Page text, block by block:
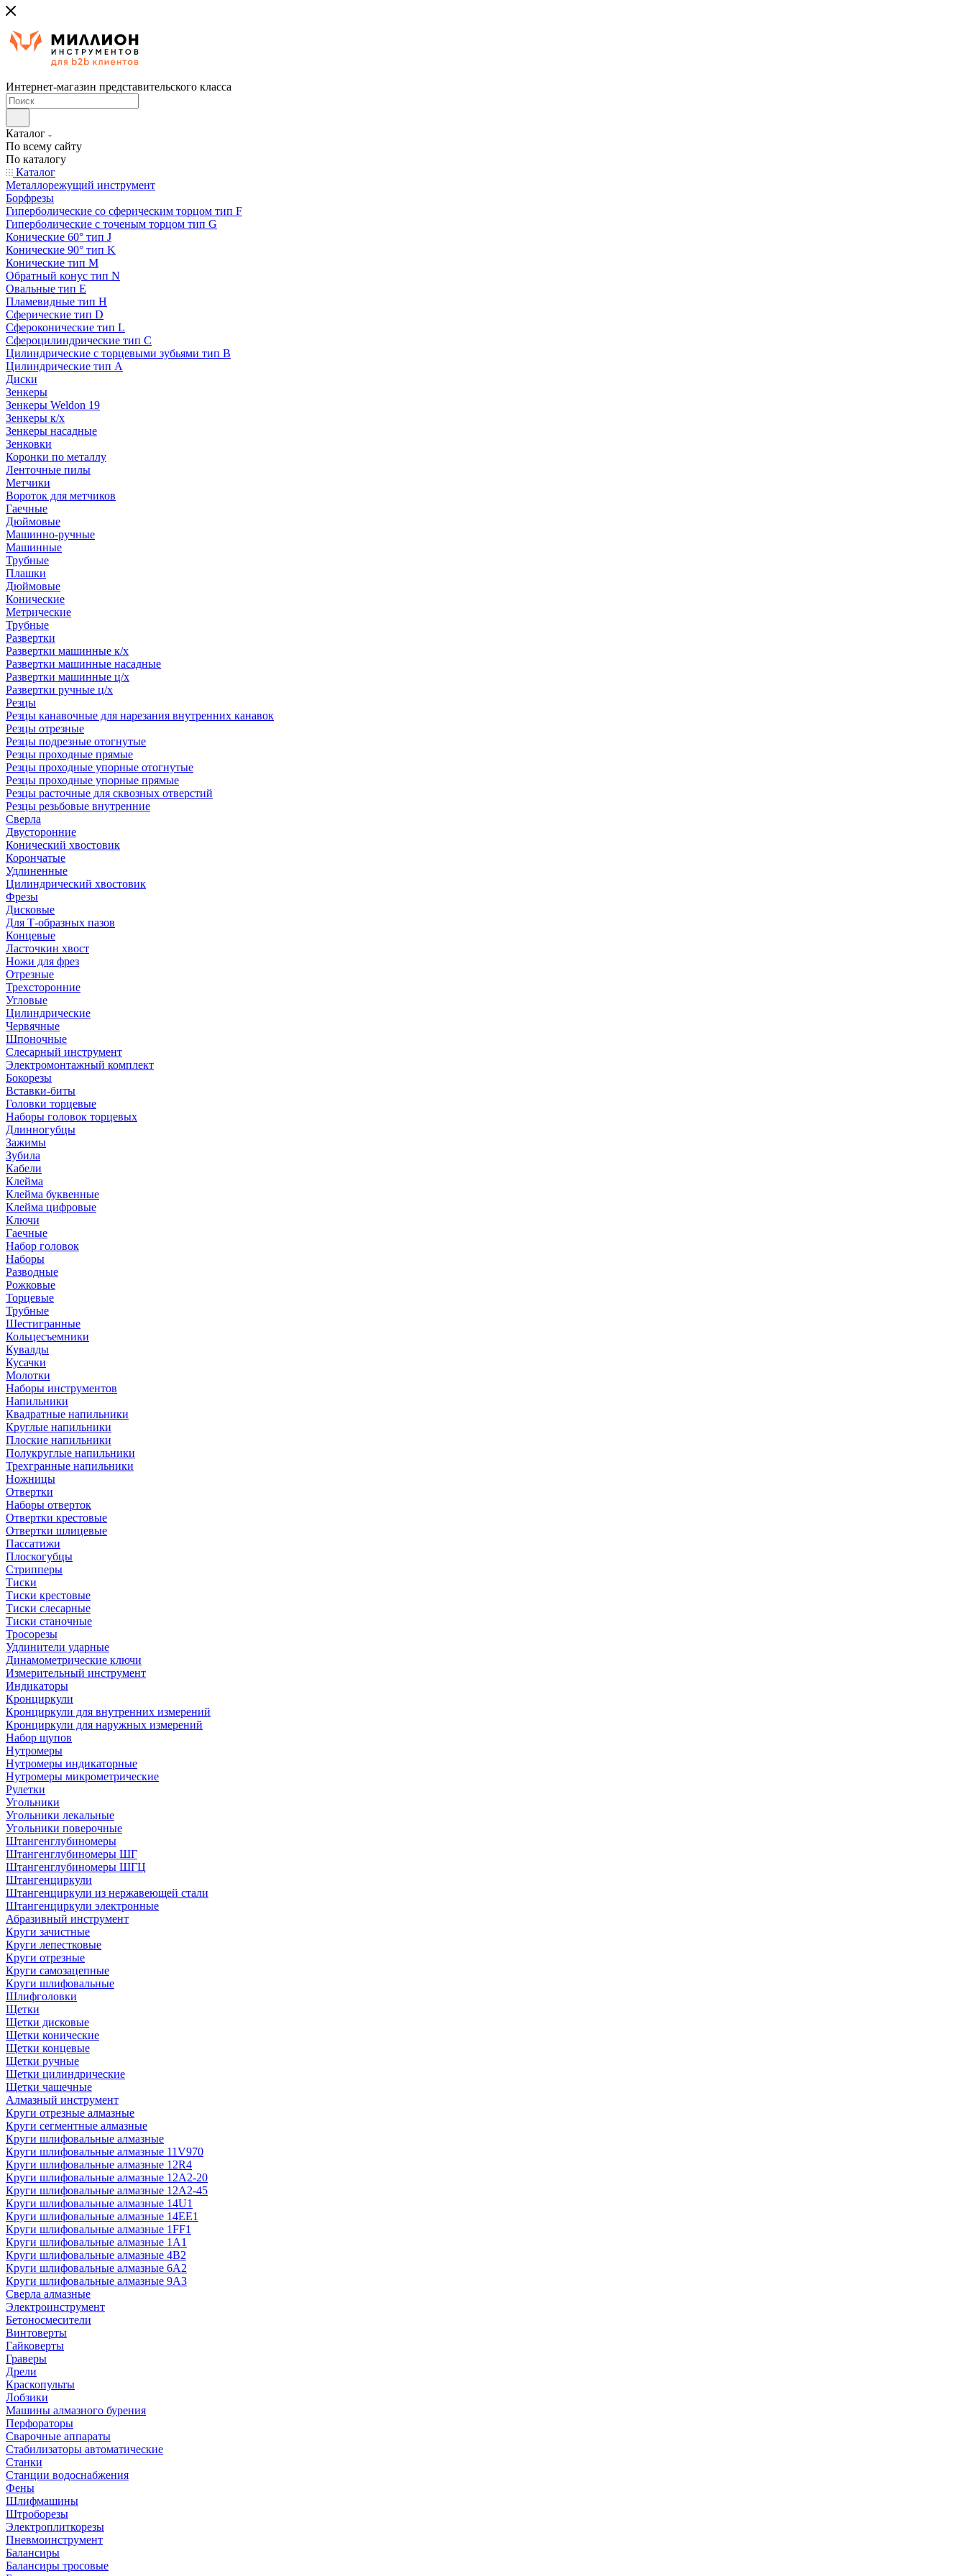
Интернет-магазин представительского класса
Каталог
По всему сайту
По каталогу
Каталог
Металлорежущий инструмент
Борфрезы
Гиперболические cо сферическим торцом тип F
Гиперболические с точеным торцом тип G
Конические 60° тип J
Конические 90° тип K
Конические тип M
Обратный конус тип N
Овальные тип E
Пламевидные тип H
Сферические тип D
Сфероконические тип L
Сфероцилиндрические тип C
Цилиндрические с торцевыми зубьями тип B
Цилиндрические тип А
Диски
Зенкеры
Зенкеры Weldon 19
Зенкеры к/х
Зенкеры насадные
Зенковки
Коронки по металлу
Ленточные пилы
Метчики
Вороток для метчиков
Гаечные
Дюймовые
Машинно-ручные
Машинные
Трубные
Плашки
Дюймовые
Конические
Метрические
Трубные
Развертки
Развертки машинные к/х
Развертки машинные насадные
Развертки машинные ц/х
Развертки ручные ц/х
Резцы
Резцы канавочные для нарезания внутренних канавок
Резцы отрезные
Резцы подрезные отогнутые
Резцы проходные прямые
Резцы проходные упорные отогнутые
Резцы проходные упорные прямые
Резцы расточные для сквозных отверстий
Резцы резьбовые внутренние
Сверла
Двусторонние
Конический хвостовик
Корончатые
Удлиненные
Цилиндрический хвостовик
Фрезы
Дисковые
Для Т-образных пазов
Концевые
Ласточкин хвост
Ножи для фрез
Отрезные
Трехсторонние
Угловые
Цилиндрические
Червячные
Шпоночные
Слесарный инструмент
Электромонтажный комплект
Бокорезы
Вставки-биты
Головки торцевые
Наборы головок торцевых
Длинногубцы
Зажимы
Зубила
Кабели
Клейма
Клейма буквенные
Клейма цифровые
Ключи
Гаечные
Набор головок
Наборы
Разводные
Рожковые
Торцевые
Трубные
Шестигранные
Кольцесъемники
Кувалды
Кусачки
Молотки
Наборы инструментов
Напильники
Квадратные напильники
Круглые напильники
Плоские напильники
Полукруглые напильники
Трехгранные напильники
Ножницы
Отвертки
Наборы отверток
Отвертки крестовые
Отвертки шлицевые
Пассатижи
Плоскогубцы
Стрипперы
Тиски
Тиски крестовые
Тиски слесарные
Тиски станочные
Тросорезы
Удлинители ударные
Динамометрические ключи
Измерительный инструмент
Индикаторы
Кронциркули
Кронциркули для внутренних измерений
Кронциркули для наружных измерений
Набор щупов
Нутромеры
Нутромеры индикаторные
Нутромеры микрометрические
Рулетки
Угольники
Угольники лекальные
Угольники поверочные
Штангенглубиномеры
Штангенглубиномеры ШГ
Штангенглубиномеры ШГЦ
Штангенциркули
Штангенциркули из нержавеющей стали
Штангенциркули электронные
Абразивный инструмент
Круги зачистные
Круги лепестковые
Круги отрезные
Круги самозацепные
Круги шлифовальные
Шлифголовки
Щетки
Щетки дисковые
Щетки конические
Щетки концевые
Щетки ручные
Щетки цилиндрические
Щетки чашечные
Алмазный инструмент
Круги отрезные алмазные
Круги сегментные алмазные
Круги шлифовальные алмазные
Круги шлифовальные алмазные 11V970
Круги шлифовальные алмазные 12R4
Круги шлифовальные алмазные 12А2-20
Круги шлифовальные алмазные 12А2-45
Круги шлифовальные алмазные 14U1
Круги шлифовальные алмазные 14ЕЕ1
Круги шлифовальные алмазные 1FF1
Круги шлифовальные алмазные 1А1
Круги шлифовальные алмазные 4В2
Круги шлифовальные алмазные 6A2
Круги шлифовальные алмазные 9А3
Сверла алмазные
Электроинструмент
Бетоносмесители
Винтоверты
Гайковерты
Граверы
Дрели
Краскопульты
Лобзики
Машины алмазного бурения
Перфораторы
Сварочные аппараты
Стабилизаторы автоматические
Станки
Станции водоснабжения
Фены
Шлифмашины
Штроборезы
Электроплиткорезы
Пневмоинструмент
Балансиры
Балансиры тросовые